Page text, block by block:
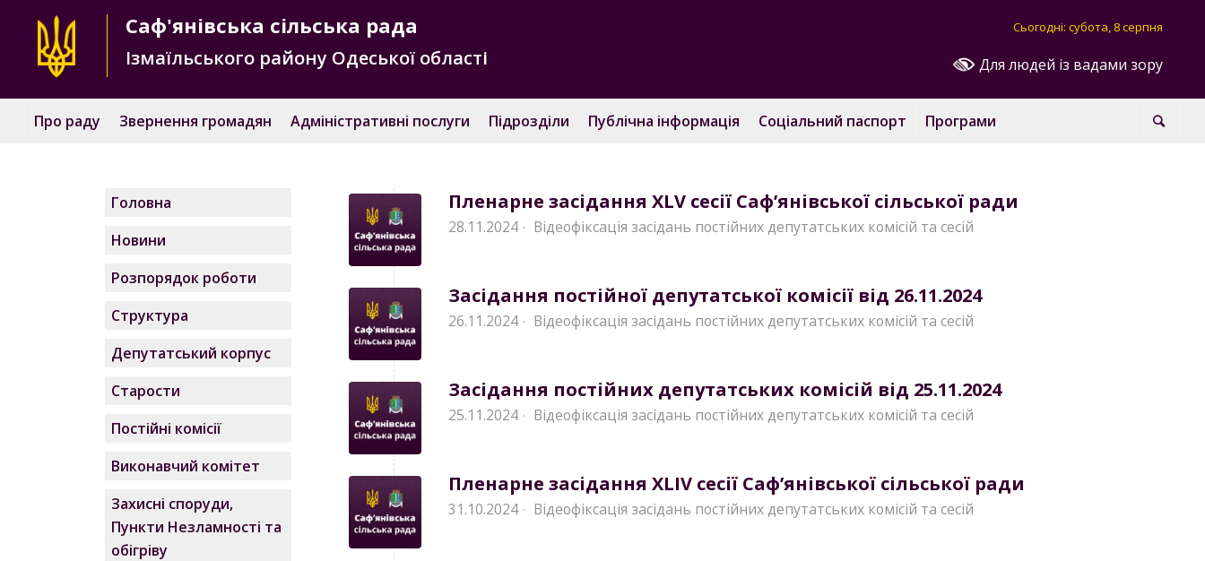
Для людей із вадами зору
Сьогодні: субота, 8 серпня
Саф'янівська сільська рада
Ізмаїльського району Одеської області
Про раду Звернення громадян Адміністративні послуги Підрозділи Публічна інформація Соціальний паспорт Програми
Пленарне засідання XLV сесії Саф’янівської сільської ради
28.11.2024 · Відеофіксація засідань постійних депутатських комісій та сесій
Засідання постійної депутатської комісії від 26.11.2024
26.11.2024 · Відеофіксація засідань постійних депутатських комісій та сесій
Засідання постійних депутатських комісій від 25.11.2024
25.11.2024 · Відеофіксація засідань постійних депутатських комісій та сесій
Пленарне засідання XLIV сесії Саф’янівської сільської ради
31.10.2024 · Відеофіксація засідань постійних депутатських комісій та сесій
Головна
Новини
Розпорядок роботи
Структура
Депутатський корпус
Старости
Постійні комісії
Виконавчий комітет
Захисні споруди,
Пункти Незламності та
обігріву